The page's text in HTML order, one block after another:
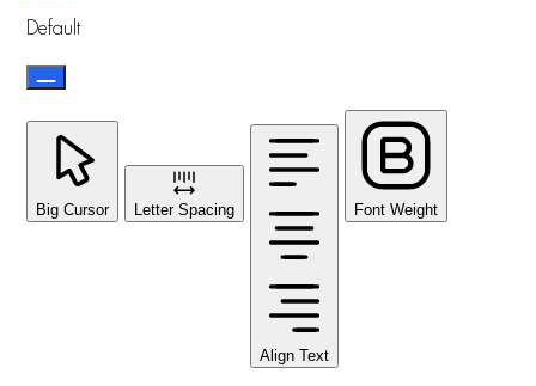
Default
Big Cursor Letter Spacing
Align Text
Font Weight